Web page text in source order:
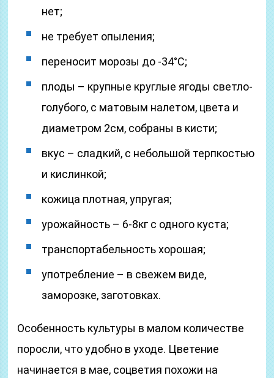
нет;
не требует опыления;
переносит морозы до -34°С;
плоды – крупные круглые ягоды светло-
голубого, с матовым налетом, цвета и
диаметром 2см, собраны в кисти;
вкус – сладкий, с небольшой терпкостью
и кислинкой;
кожица плотная, упругая;
урожайность – 6-8кг с одного куста;
транспортабельность хорошая;
употребление – в свежем виде,
заморозке, заготовках.
Особенность культуры в малом количестве
поросли, что удобно в уходе. Цветение
начинается в мае, соцветия похожи на